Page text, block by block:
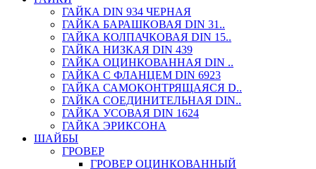
ГАЙКА DIN 934 ЧЕРНАЯ
ГАЙКА БАРАШКОВАЯ DIN 31..
ГАЙКА КОЛПАЧКОВАЯ DIN 15..
ГАЙКА НИЗКАЯ DIN 439
ГАЙКА ОЦИНКОВАННАЯ DIN ..
ГАЙКА С ФЛАНЦЕМ DIN 6923
ГАЙКА САМОКОНТРЯЩАЯСЯ D..
ГАЙКА СОЕДИНИТЕЛЬНАЯ DIN..
ГАЙКА УСОВАЯ DIN 1624
ГАЙКА ЭРИКСОНА
ШАЙБЫ
ГРОВЕР
ГРОВЕР ОЦИНКОВАННЫЙ